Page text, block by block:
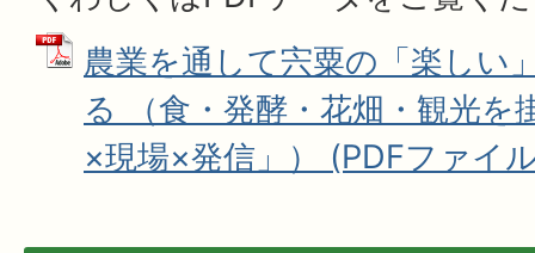
農業を通して宍粟の「楽しい
る （食・発酵・花畑・観光を
×現場×発信」） (PDFファイ